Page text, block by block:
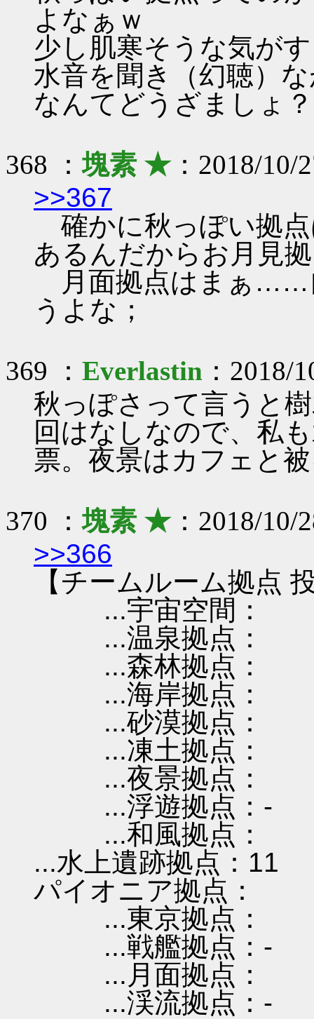
よなぁｗ
少し肌寒そうな気が
水音を聞き（幻聴）
なんてどうざましょ？
368 ：塊素 ★：2018/10/
>>367
確かに秋っぽい拠
あるんだからお月見
月面拠点はまぁ……
うよな；
369 ： Everlastin ：2018/
秋っぽさって言うと
回はなしなので、私
票。夜景はカフェと
370 ：塊素 ★：2018/10/
>>366
【チームルーム拠点
...宇宙空間：
...温泉拠点：
...森林拠点：
...海岸拠点：
...砂漠拠点：
...凍土拠点：
...夜景拠点：
...浮遊拠点：-
...和風拠点：
...水上遺跡拠点：11
パイオニア拠点：
...東京拠点：
...戦艦拠点：-
...月面拠点：
...渓流拠点：-